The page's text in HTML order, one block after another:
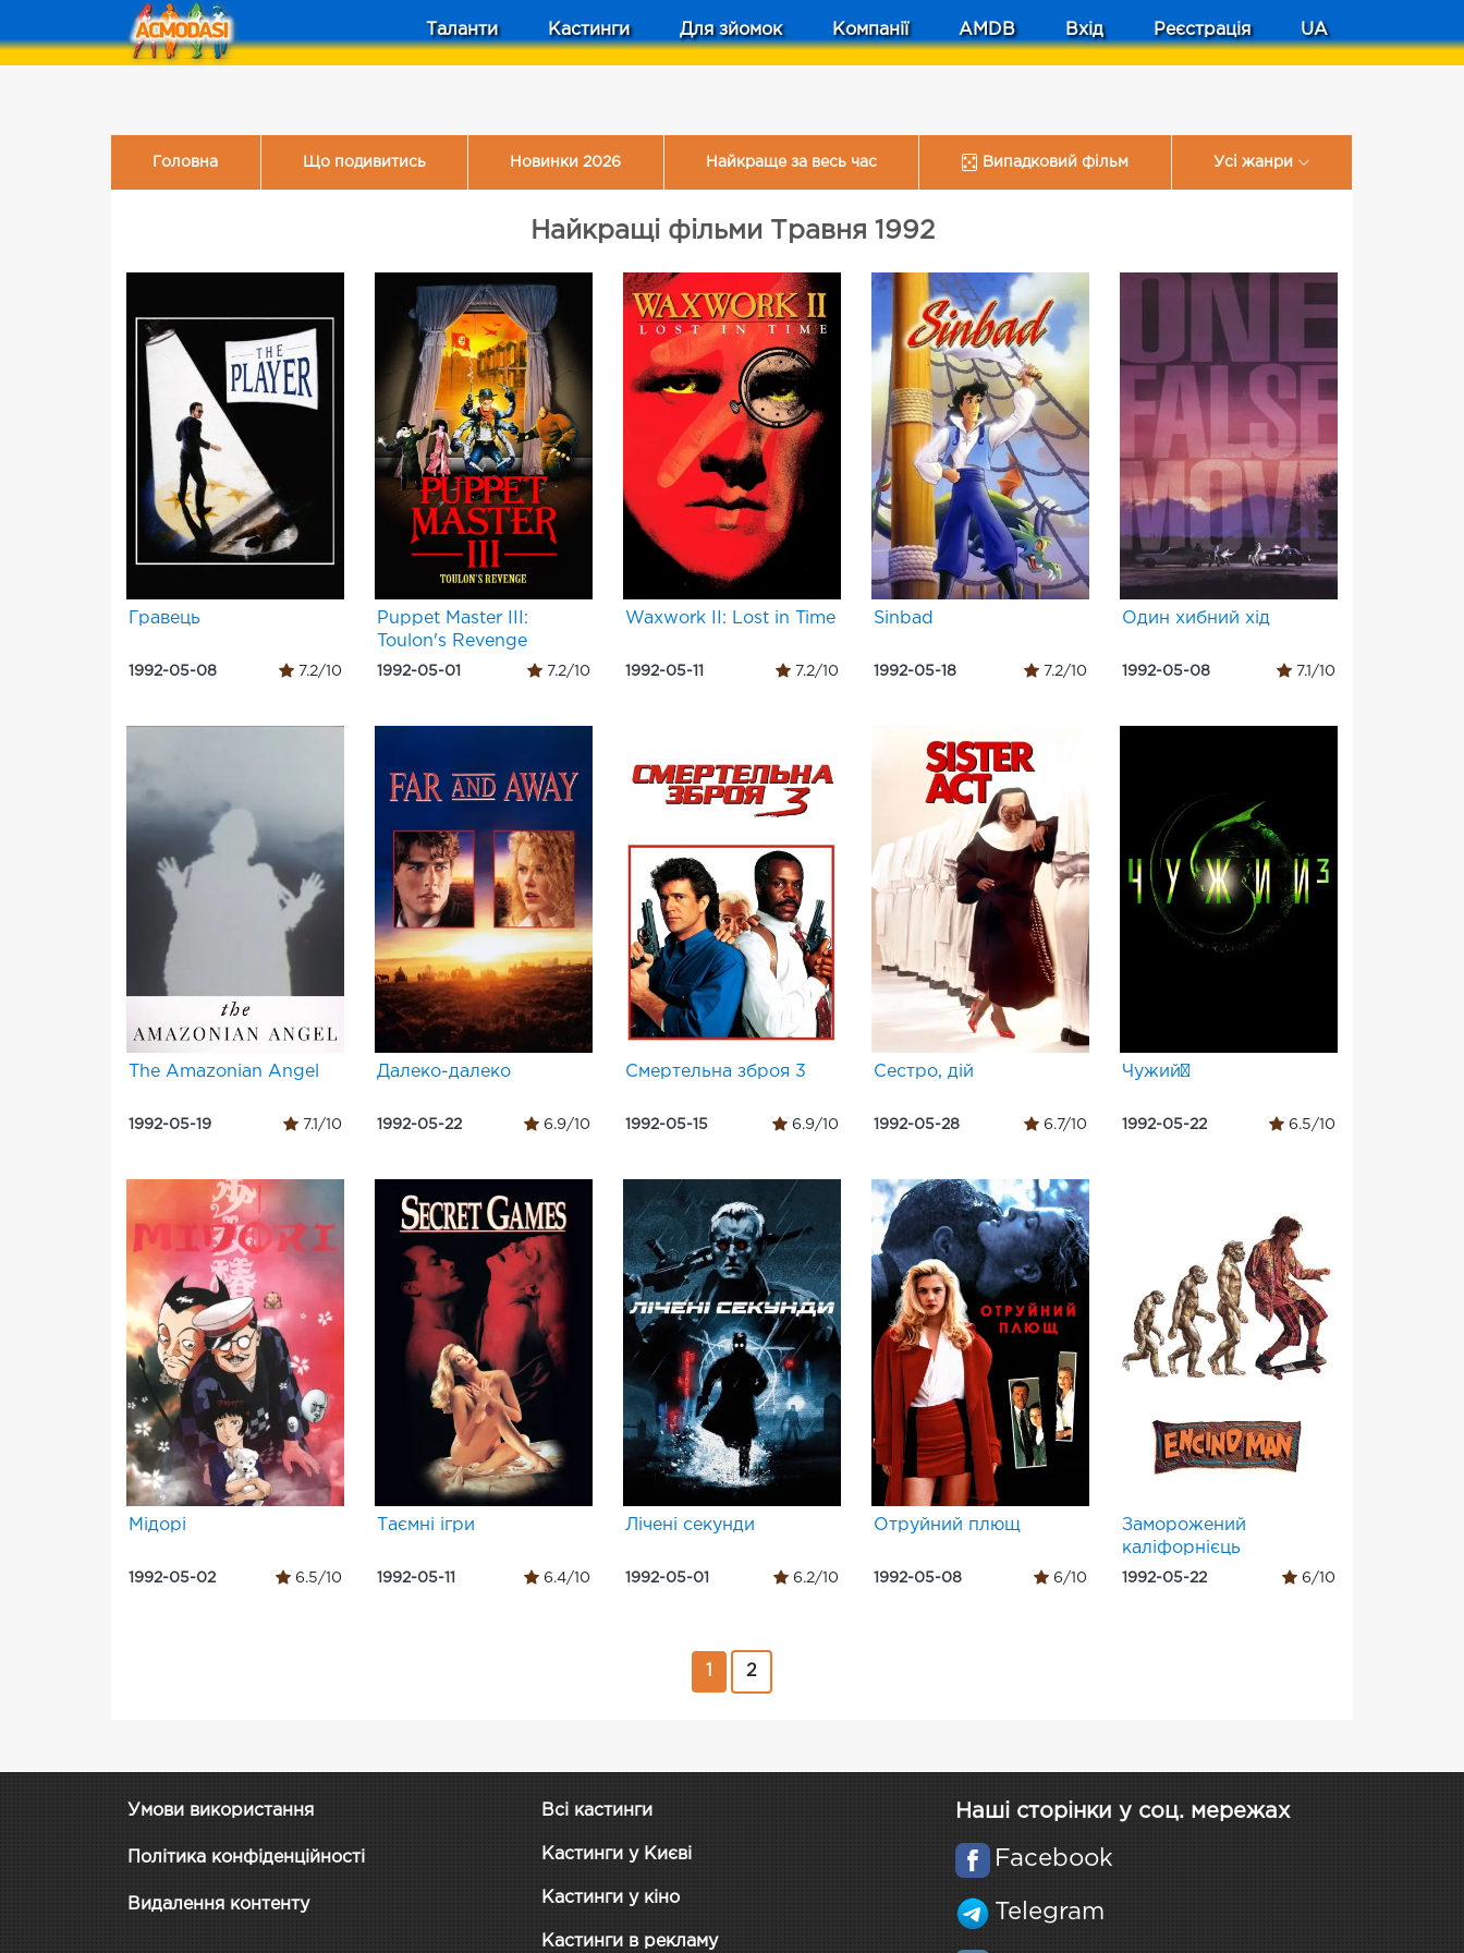
Таланти Кастинги Для зйомок Компанії AMDB Вхід Реєстрація UA
Головна Що подивитись Новинки 2026 Найкраще за весь час Випадковий фільм Усі жанри
Найкращі фільми Травня 1992
Гравець
1992-05-08 7.2/10
Puppet Master III:
Toulon's Revenge
1992-05-01 7.2/10
Waxwork II: Lost in Time
1992-05-11 7.2/10
Sinbad
1992-05-18 7.2/10
Один хибний хід
1992-05-08 7.1/10
The Amazonian Angel
1992-05-19 7.1/10
Далеко-далеко
1992-05-22 6.9/10
Смертельна зброя 3
1992-05-15 6.9/10
Сестро, дій
1992-05-28 6.7/10
Чужий³
1992-05-22 6.5/10
Мідорі
1992-05-02 6.5/10
Таємні ігри
1992-05-11 6.4/10
Лічені секунди
1992-05-01 6.2/10
Отруйний плющ
1992-05-08 6/10
Заморожений
каліфорнієць
1992-05-22 6/10
2
Умови використання
Політика конфіденційності
Видалення контенту
Всі кастинги
Кастинги у Києві
Кастинги у кіно
Кастинги в рекламу
Наші сторінки у соц. мережах
Facebook
Telegram